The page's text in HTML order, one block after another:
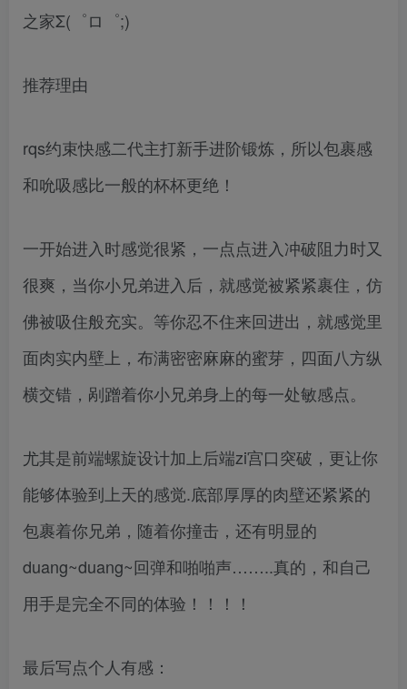
之家Σ(゜ロ゜;)
推荐理由
rqs约束快感二代主打新手进阶锻炼，所以包裹感
和吮吸感比一般的杯杯更绝！
一开始进入时感觉很紧，一点点进入冲破阻力时又
很爽，当你小兄弟进入后，就感觉被紧紧裹住，仿
佛被吸住般充实。等你忍不住来回进出，就感觉里
面肉实内壁上，布满密密麻麻的蜜芽，四面八方纵
横交错，剐蹭着你小兄弟身上的每一处敏感点。
尤其是前端螺旋设计加上后端zi宫口突破，更让你
能够体验到上天的感觉.底部厚厚的肉壁还紧紧的
包裹着你兄弟，随着你撞击，还有明显的
duang~duang~回弹和啪啪声……..真的，和自己
用手是完全不同的体验！！！！
最后写点个人有感：